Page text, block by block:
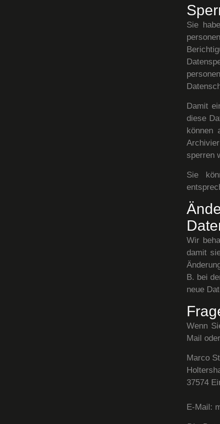
Sie
Damit
diese
können
sperren
Sie
Wir
damit
B. bei
neue
Wenn
Mail
Marco
37574
E-Mail: